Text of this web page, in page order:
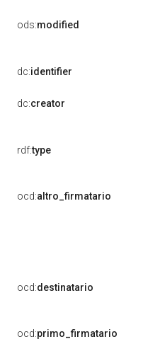
ods:modified
dc:identifier
dc:creator
rdf:type
ocd:altro_firmatario
ocd:destinatario
ocd:primo_firmatario